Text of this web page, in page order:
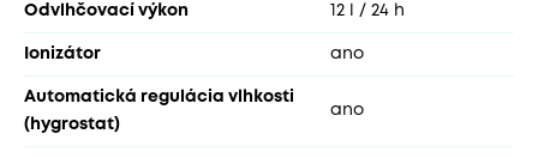
Odvlhčovací výkon 12 l / 24 h
Ionizátor ano
Automatická regulácia vlhkosti
(hygrostat)
ano